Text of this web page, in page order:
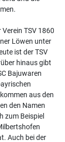
TSV 1860
Löwen unter
ist der TSV
hinaus gibt
Bajuwaren
aus den
den Namen
zum Beispiel
Auch bei der